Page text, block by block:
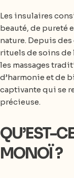
Les insulaires
beauté, de pureté
nature. Depuis
rituels de soins de
les massages
d’harmonie et de
captivante qui se
précieuse.
QU’EST-
MONOÏ ?